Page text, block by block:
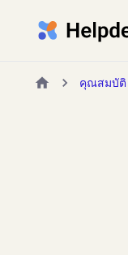
คุณสมบัติ